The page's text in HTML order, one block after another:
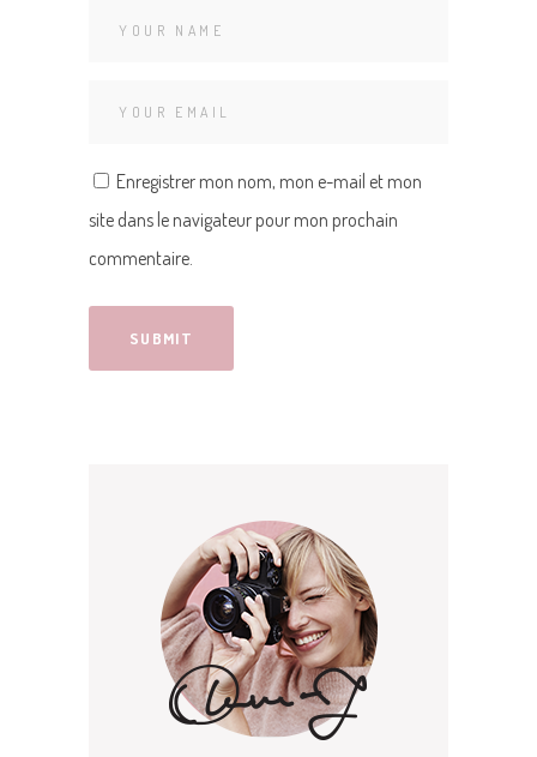
Enregistrer mon nom, mon e-mail et mon
site dans le navigateur pour mon prochain
commentaire.